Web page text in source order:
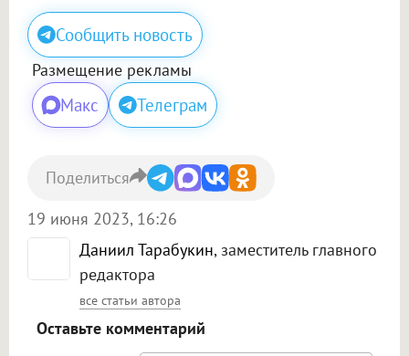
Сообщить новость
Размещение рекламы
Макс Телеграм
Даниил Тарабукин, заместитель главного
редактора
все статьи автора
19 июня 2023, 16:26
Поделиться
Оставьте комментарий